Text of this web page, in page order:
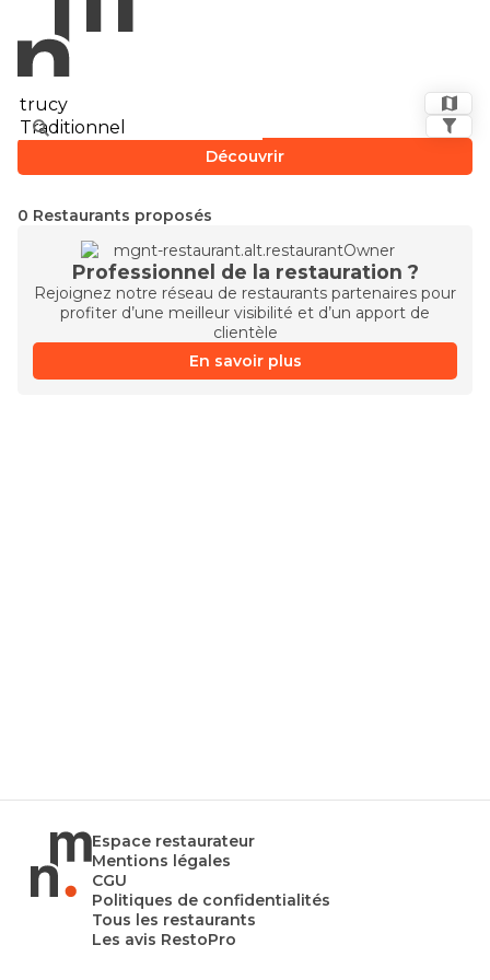
Découvrir
0 Restaurants proposés
Professionnel de la restauration ?
Rejoignez notre réseau de restaurants partenaires pour
profiter d’une meilleur visibilité et d’un apport de
clientèle
En savoir plus
Espace restaurateur
Mentions légales
CGU
Politiques de confidentialités
Tous les restaurants
Les avis RestoPro